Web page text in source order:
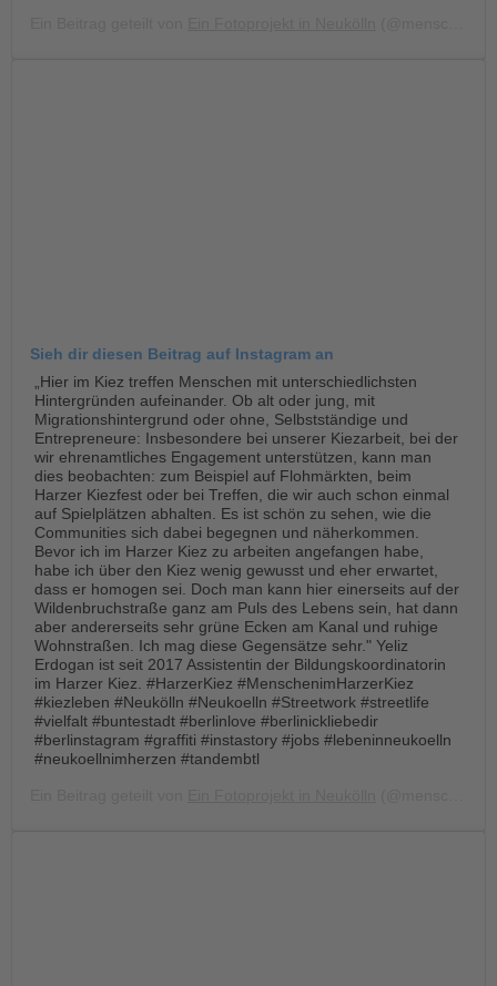
Sieh dir diesen Beitrag auf Instagram an
„Hier im Kiez treffen Menschen mit unterschiedlichsten
Hintergründen aufeinander. Ob alt oder jung, mit
Migrationshintergrund oder ohne, Selbstständige und
Entrepreneure: Insbesondere bei unserer Kiezarbeit, bei der
wir ehrenamtliches Engagement unterstützen, kann man
dies beobachten: zum Beispiel auf Flohmärkten, beim
Harzer Kiezfest oder bei Treffen, die wir auch schon einmal
auf Spielplätzen abhalten. Es ist schön zu sehen, wie die
Communities sich dabei begegnen und näherkommen.
Bevor ich im Harzer Kiez zu arbeiten angefangen habe,
habe ich über den Kiez wenig gewusst und eher erwartet,
dass er homogen sei. Doch man kann hier einerseits auf der
Wildenbruchstraße ganz am Puls des Lebens sein, hat dann
aber andererseits sehr grüne Ecken am Kanal und ruhige
Wohnstraßen. Ich mag diese Gegensätze sehr." Yeliz
Erdogan ist seit 2017 Assistentin der Bildungskoordinatorin
im Harzer Kiez. #HarzerKiez #MenschenimHarzerKiez
#kiezleben #Neukölln #Neukoelln #Streetwork #streetlife
#vielfalt #buntestadt #berlinlove #berlinickliebedir
#berlinstagram #graffiti #instastory #jobs #lebeninneukoelln
#neukoellnimherzen #tandembtl